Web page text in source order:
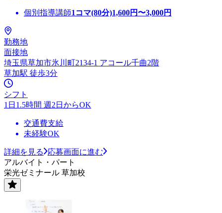
個別指導講師1コマ(80分)1,600円〜3,000円
勤務地
面接地
埼玉県草加市氷川町2134-1 アコール千曲2階
草加駅 徒歩3分
シフト
1日1.5時間 週2日からOK
交通費支給
未経験OK
詳細を見る
応募画面に進む
アルバイト・パート
栄光ゼミナール 草加校